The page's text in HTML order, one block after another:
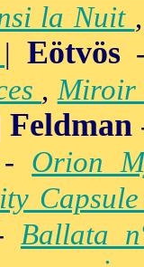
la Nuit
| Eötvös
,Miroir
Feldman
Orion
Ballata